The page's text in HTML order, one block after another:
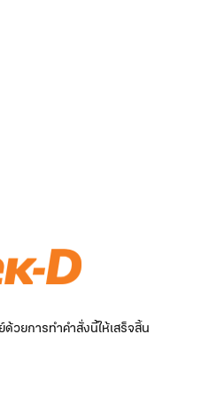
วยการทำคำสั่งนี้ให้เสร็จสิ้น